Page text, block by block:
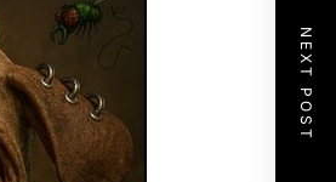
NEXT POST